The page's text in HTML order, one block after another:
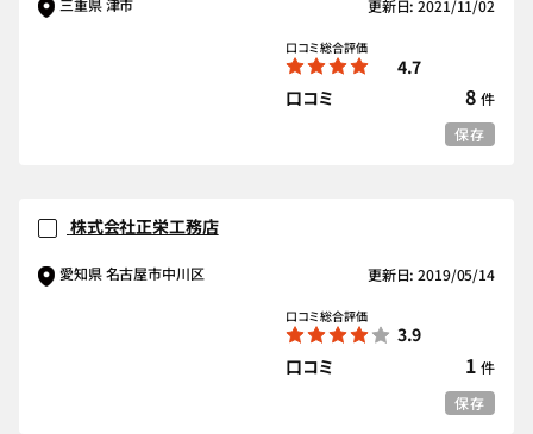
三重県 津市 更新日: 2021/11/02
口コミ総合評価
4.7
口コミ
8 件
保存
株式会社正栄工務店
愛知県 名古屋市中川区 更新日: 2019/05/14
口コミ総合評価
3.9
口コミ
1 件
保存